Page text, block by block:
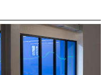
comme une sorte de
Les inciter à
cette région à la
manière d’un trappeur ou d’un
touriste éclairé afin d’élargir et
diversifier leurs champs de
et tenter ainsi de